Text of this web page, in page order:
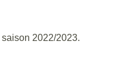
2022/2023.